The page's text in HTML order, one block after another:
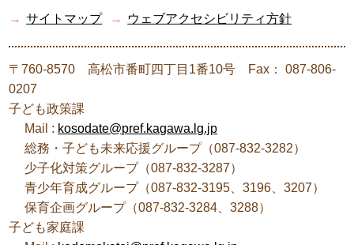
→ サイトマップ → ウェブアクセシビリティ方針
〒760-8570 高松市番町四丁目1番10号 Fax： 087-806-
0207
子ども政策課
Mail : kosodate@pref.kagawa.lg.jp
総務・子ども未来応援グループ（087-832-3282）
少子化対策グループ（087-832-3287）
青少年育成グループ（087-832-3195、3196、3207）
保育企画グループ（087-832-3284、3288）
子ども家庭課